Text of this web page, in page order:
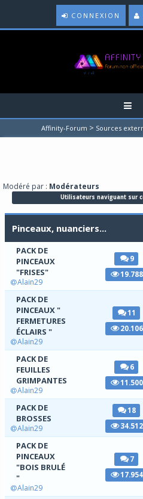
CONNEXION
Affinity-Forum > Sources
Modéré par : Modérateurs
Utilisateurs naviguant sur
Pinceaux, nuanciers...
PACK DE
PINCEAUX
"FRISES"
Alain29
9
19.788
PACK DE
PINCEAUX "
FERMETURES
ÉCLAIRS "
Alain29
11
20.106
PACK DE
FEUILLES
GRIMPANTES
Alain29
6
11.500
PACK DE
BROSSES
Alain29
18
34.512
PACK DE
PINCEAUX
"BOIS BRULÉ
"
Alain29
7
17.954